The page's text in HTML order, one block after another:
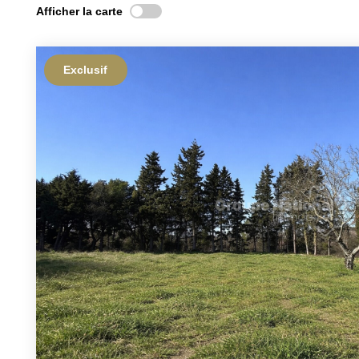
Afficher la carte
Exclusif